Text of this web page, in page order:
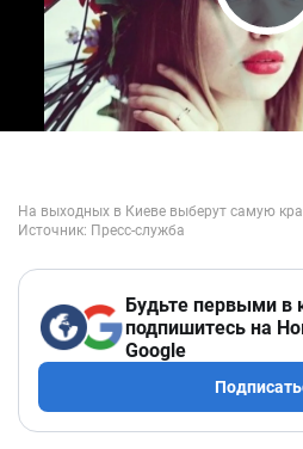
Будьте первыми в
подпишитесь на
Google